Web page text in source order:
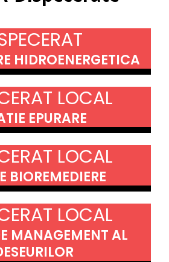
HIDROENERGETICA
LOCAL
EPURARE
LOCAL
BIOREMEDIERE
LOCAL
MANAGEMENT AL